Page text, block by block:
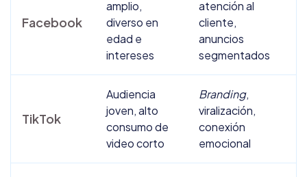
Facebook
amplio,
diverso en
edad e
intereses
atención al
cliente,
anuncios
segmentados
TikTok
Audiencia
joven, alto
consumo de
video corto
Branding,
viralización,
conexión
emocional